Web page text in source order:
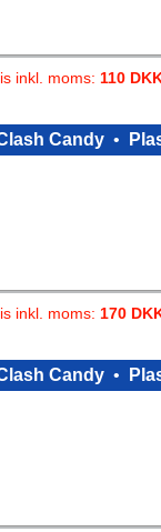
inkl. moms: 110
Candy •
inkl. moms: 170
Candy •